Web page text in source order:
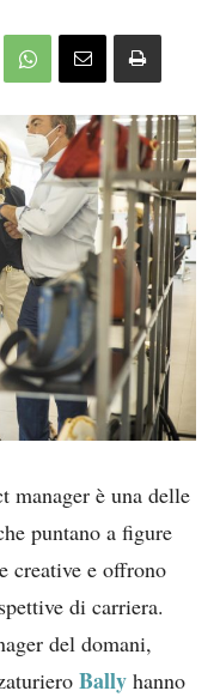
manager è una delle
puntano a figure
creative e offrono
di carriera.
del domani,
Bally hanno